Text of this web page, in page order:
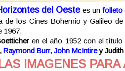
del Oeste es un folleto
de los Cines Bohemio y Galileo
1967.
en el año 1952 con el título
, Raymond Burr, John McIntirey Judith
IMAGENES PARA